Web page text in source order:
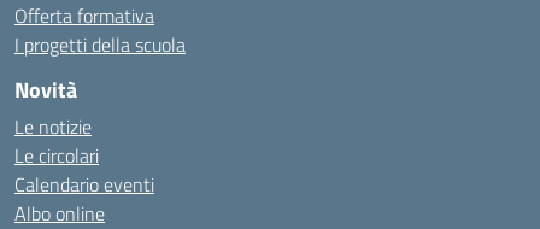
Offerta formativa
I progetti della scuola
Novità
Le notizie
Le circolari
Calendario eventi
Albo online